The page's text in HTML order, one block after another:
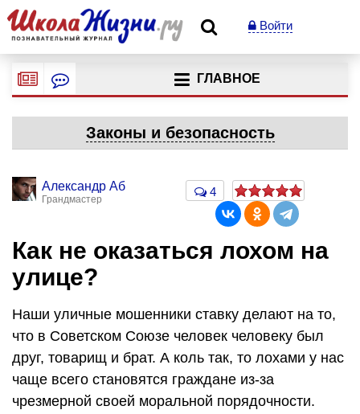
Войти
ГЛАВНОЕ
Законы и безопасность
Александр Аб
Грандмастер
4
Как не оказаться лохом на
улице?
Наши уличные мошенники ставку делают на то,
что в Советском Союзе человек человеку был
друг, товарищ и брат. А коль так, то лохами у нас
чаще всего становятся граждане из-за
чрезмерной своей моральной порядочности.